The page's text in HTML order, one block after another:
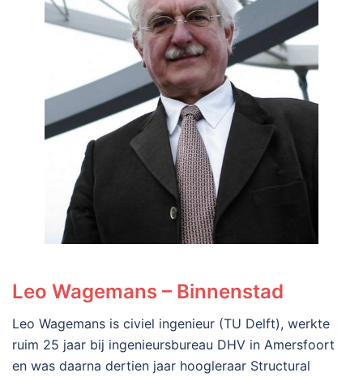
Leo Wagemans – Binnenstad
Leo Wagemans is civiel ingenieur (TU Delft), werkte
ruim 25 jaar bij ingenieursbureau DHV in Amersfoort
en was daarna dertien jaar hoogleraar Structural